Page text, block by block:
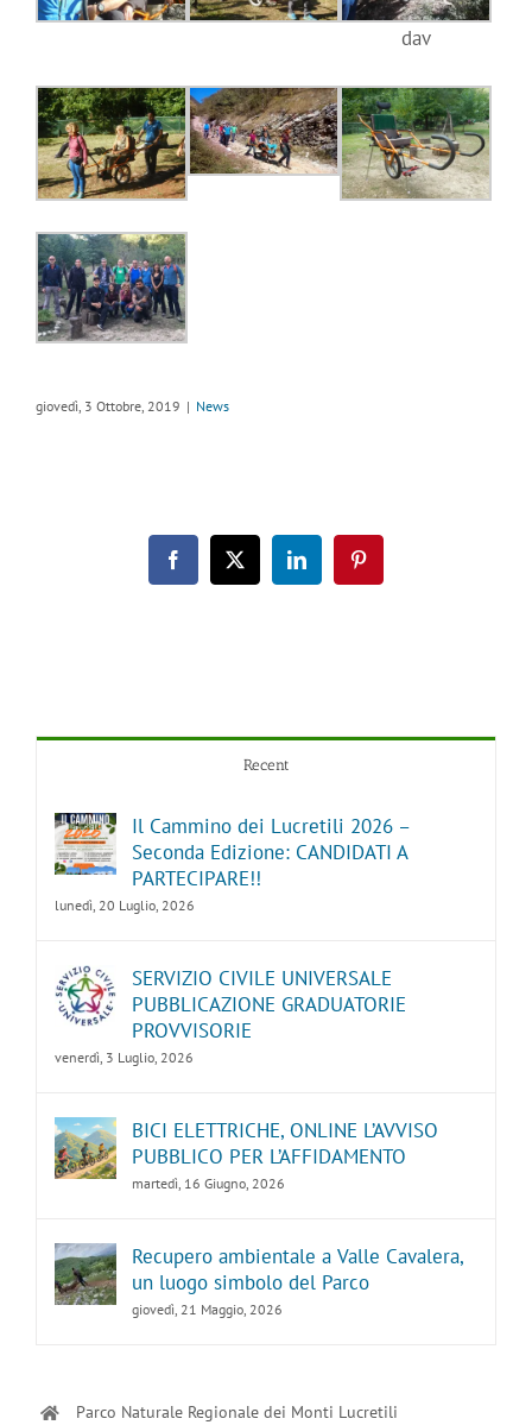
dav
giovedì, 3 Ottobre, 2019 | News
Facebook
X LinkedInPinterest
Recent
Il Cammino dei Lucretili 2026 –
Seconda Edizione: CANDIDATI A
PARTECIPARE!!
lunedì, 20 Luglio, 2026
SERVIZIO CIVILE UNIVERSALE
PUBBLICAZIONE GRADUATORIE
PROVVISORIE
venerdì, 3 Luglio, 2026
BICI ELETTRICHE, ONLINE L’AVVISO
PUBBLICO PER L’AFFIDAMENTO
martedì, 16 Giugno, 2026
Recupero ambientale a Valle Cavalera,
un luogo simbolo del Parco
giovedì, 21 Maggio, 2026
Parco Naturale Regionale dei Monti Lucretili